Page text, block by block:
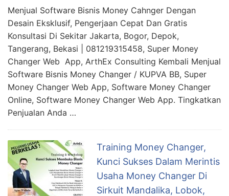
Menjual Software Bisnis Money Cahnger Dengan
Desain Eksklusif, Pengerjaan Cepat Dan Gratis
Konsultasi Di Sekitar Jakarta, Bogor, Depok,
Tangerang, Bekasi | 081219315458, Super Money
Changer Web App, ArthEx Consulting Kembali Menjual
Software Bisnis Money Changer / KUPVA BB, Super
Money Changer Web App, Software Money Changer
Online, Software Money Changer Web App. Tingkatkan
Penjualan Anda …
Training Money Changer,
Kunci Sukses Dalam Merintis
Usaha Money Changer Di
Sirkuit Mandalika, Lobok,